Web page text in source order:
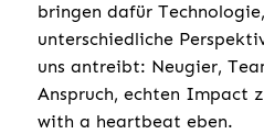
bringen dafür
unterschiedliche
uns antreibt: Neugier,
Anspruch, echten Impact
with a heartbeat eben.